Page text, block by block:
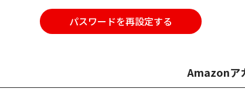
パスワードを再設定する
Amazonア